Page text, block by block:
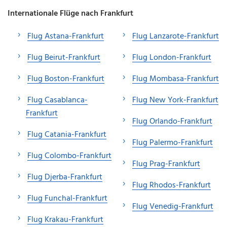
Internationale Flüge nach Frankfurt
Flug Astana-Frankfurt
Flug Beirut-Frankfurt
Flug Boston-Frankfurt
Flug Casablanca-
Frankfurt
Flug Catania-Frankfurt
Flug Colombo-Frankfurt
Flug Djerba-Frankfurt
Flug Funchal-Frankfurt
Flug Krakau-Frankfurt
Flug Lanzarote-Frankfurt
Flug London-Frankfurt
Flug Mombasa-Frankfurt
Flug New York-Frankfurt
Flug Orlando-Frankfurt
Flug Palermo-Frankfurt
Flug Prag-Frankfurt
Flug Rhodos-Frankfurt
Flug Venedig-Frankfurt